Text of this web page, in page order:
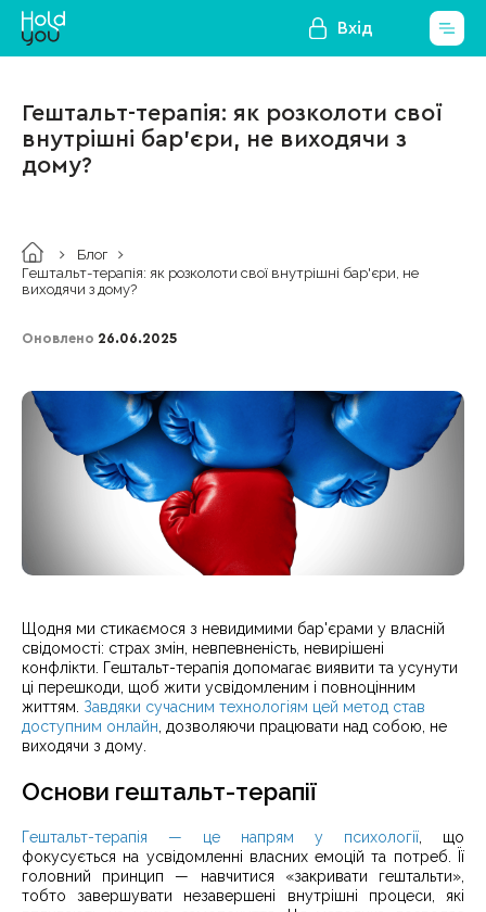
Вхід
Гештальт-терапія: як розколоти свої
внутрішні бар'єри, не виходячи з
дому?
Блог
Гештальт-терапія: як розколоти свої внутрішні бар'єри, не
виходячи з дому?
Оновлено 26.06.2025
Щодня ми стикаємося з невидимими бар'єрами у власній
свідомості: страх змін, невпевненість, невирішені
конфлікти. Гештальт-терапія допомагає виявити та усунути
ці перешкоди, щоб жити усвідомленим і повноцінним
життям. Завдяки сучасним технологіям цей метод став
доступним онлайн , дозволяючи працювати над собою, не
виходячи з дому.
Основи гештальт-терапії
Гештальт-терапія — це напрям у психології , що
фокусується на усвідомленні власних емоцій та потреб. Її
головний принцип — навчитися «закривати гештальти»,
тобто завершувати незавершені внутрішні процеси, які